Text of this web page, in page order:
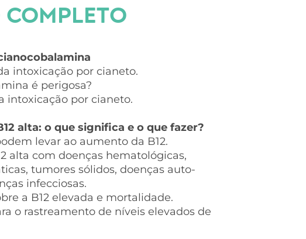
intoxicação por cianeto.
é perigosa?
intoxicação por cianeto.
alta: o que significa e o que fazer?
levar ao aumento da B12.
alta com doenças hematológicas,
tumores sólidos, doenças auto-
infecciosas.
a B12 elevada e mortalidade.
o rastreamento de níveis elevados de